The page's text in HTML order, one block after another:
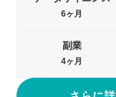
6ヶ月
副業
4ヶ月